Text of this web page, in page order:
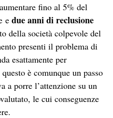
fino al 5% del
e due anni di reclusione
della società colpevole del
presenti il problema di
esattamente per
è comunque un passo
a porre l’attenzione su un
le cui conseguenze